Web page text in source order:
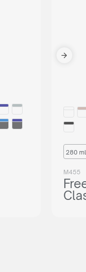
280 ml
M455